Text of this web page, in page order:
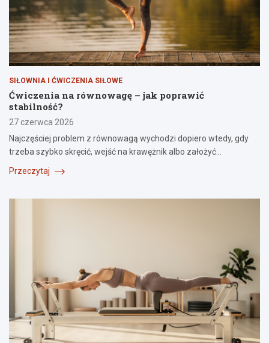
SIŁOWNIA I ĆWICZENIA SIŁOWE
Ćwiczenia na równowagę – jak poprawić
stabilność?
27 czerwca 2026
Najczęściej problem z równowagą wychodzi dopiero wtedy, gdy
trzeba szybko skręcić, wejść na krawężnik albo założyć…
Przeczytaj